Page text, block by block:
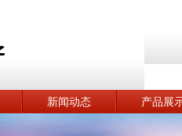
新闻动态 产品展